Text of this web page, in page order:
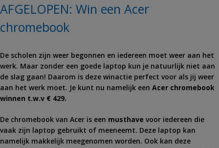
AFGELOPEN: Win een Acer
chromebook
De scholen zijn weer begonnen en iedereen moet weer aan het
werk. Maar zonder een goede laptop kun je natuurlijk niet aan
de slag gaan! Daarom is deze winactie perfect voor als jij weer
aan het werk moet. Je kunt nu namelijk een Acer chromebook
winnen t.w.v € 429.
De chromebook van Acer is een musthave voor iedereen die
vaak zijn laptop gebruikt of meeneemt. Deze laptop kan
namelijk makkelijk meegenomen worden. Ook kan deze